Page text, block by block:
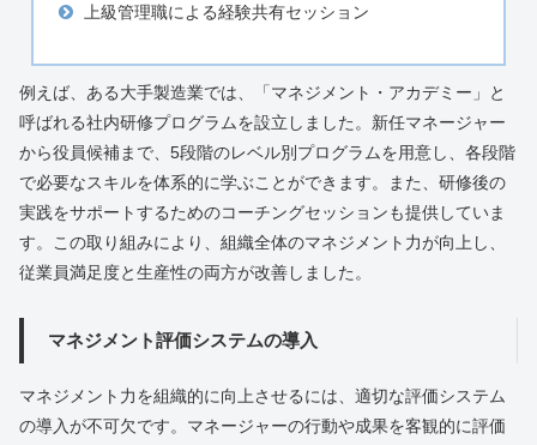
上級管理職による経験共有セッション
例えば、ある大手製造業では、「マネジメント・アカデミー」と
呼ばれる社内研修プログラムを設立しました。新任マネージャー
から役員候補まで、5段階のレベル別プログラムを用意し、各段階
で必要なスキルを体系的に学ぶことができます。また、研修後の
実践をサポートするためのコーチングセッションも提供していま
す。この取り組みにより、組織全体のマネジメント力が向上し、
従業員満足度と生産性の両方が改善しました。
マネジメント評価システムの導入
マネジメント力を組織的に向上させるには、適切な評価システム
の導入が不可欠です。マネージャーの行動や成果を客観的に評価